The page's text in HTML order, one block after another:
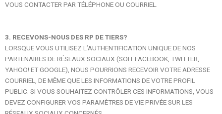
VOUS CONTACTER PAR TÉLÉPHONE OU COURRIEL.
3. RECEVONS-NOUS DES RP DE TIERS?
LORSQUE VOUS UTILISEZ L’AUTHENTIFICATION UNIQUE DE NOS
PARTENAIRES DE RÉSEAUX SOCIAUX (SOIT FACEBOOK, TWITTER,
YAHOO! ET GOOGLE), NOUS POURRIONS RECEVOIR VOTRE ADRESSE
COURRIEL, DE MÊME QUE LES INFORMATIONS DE VOTRE PROFIL
PUBLIC. SI VOUS SOUHAITEZ CONTRÔLER CES INFORMATIONS, VOUS
DEVEZ CONFIGURER VOS PARAMÈTRES DE VIE PRIVÉE SUR LES